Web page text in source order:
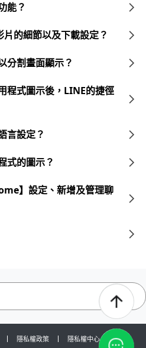
能？
的細節以及下載設定？
分割畫面顯示？
程式圖示後，LINE的捷徑
言設定？
式的圖示？
】設定、新增及管理聊
隱私權政策 隱私權中心